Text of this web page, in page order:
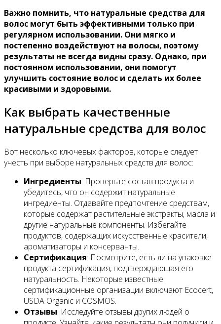
Важно помнить, что натуральные средства для
волос могут быть эффективными только при
регулярном использовании. Они мягко и
постепенно воздействуют на волосы, поэтому
результаты не всегда видны сразу. Однако, при
постоянном использовании, они помогут
улучшить состояние волос и сделать их более
красивыми и здоровыми.
Как выбрать качественные
натуральные средства для волос
Вот несколько ключевых факторов, которые следует
учесть при выборе натуральных средств для волос:
Ингредиенты: Проверьте состав продукта и
убедитесь, что он содержит натуральные
ингредиенты. Отдавайте предпочтение средствам,
которые содержат растительные экстракты, масла и
другие натуральные компоненты. Избегайте
продуктов, содержащих искусственные красители,
ароматизаторы и консерванты.
Сертификация: Посмотрите, есть ли на упаковке
продукта сертификация, подтверждающая его
натуральность. Некоторые известные
сертификационные организации включают Ecocert,
USDA Organic и COSMOS.
Отзывы: Исследуйте отзывы других людей о